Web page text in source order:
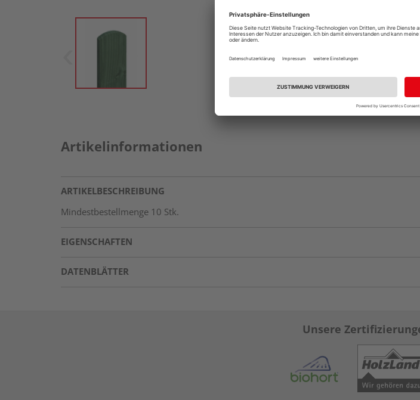
Artikelinformationen
ARTIKELBESCHREIBUNG
Mindestbestellmenge 10 Stk.
EIGENSCHAFTEN
DATENBLÄTTER
Unsere